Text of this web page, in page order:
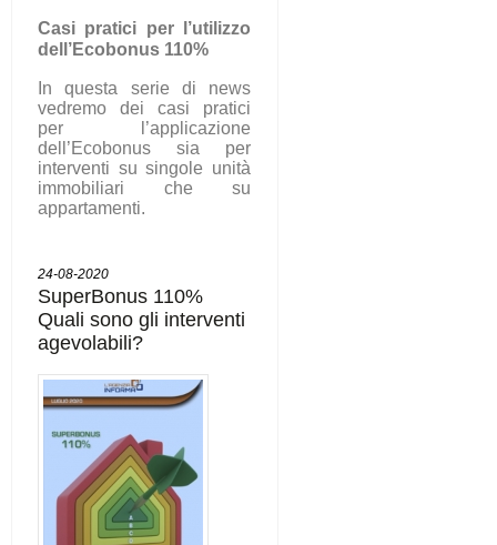
Casi pratici per l’utilizzo
dell’Ecobonus 110%
In questa serie di news
vedremo dei casi pratici
per l’applicazione
dell’Ecobonus sia per
interventi su singole unità
immobiliari che su
appartamenti.
24-08-2020
SuperBonus 110%
Quali sono gli interventi
agevolabili?